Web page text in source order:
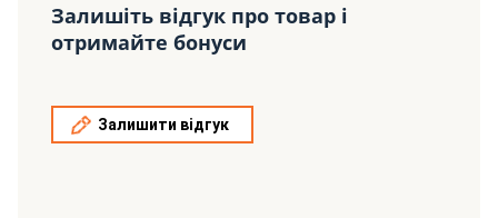
Залишіть відгук про товар і
отримайте бонуси
Залишити відгук